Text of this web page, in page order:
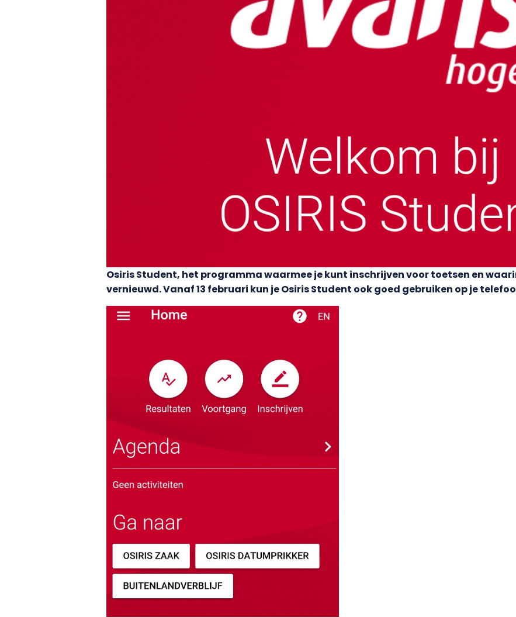
Osiris Student, het programma waarmee je kunt inschrijven voor toetsen en
vernieuwd. Vanaf 13 februari kun je Osiris Student ook goed gebruiken op je